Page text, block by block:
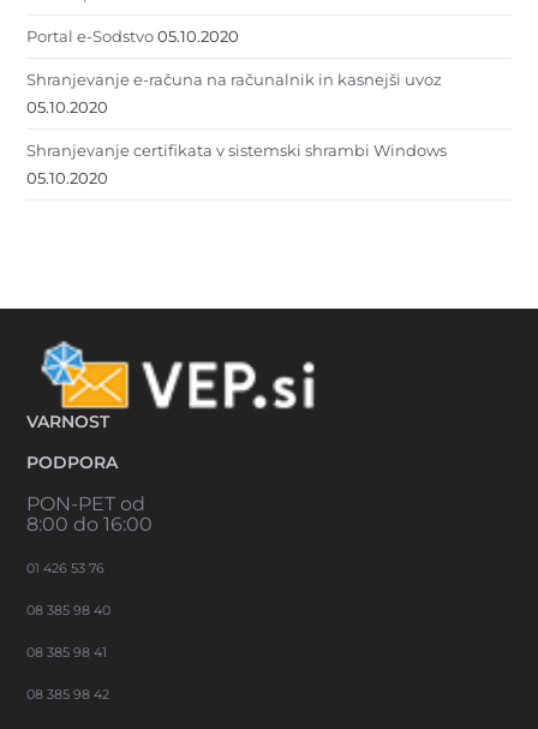
Portal e-Sodstvo 05.10.2020
Shranjevanje e-računa na računalnik in kasnejši uvoz
05.10.2020
Shranjevanje certifikata v sistemski shrambi Windows
05.10.2020
VARNOST
PODPORA
PON-PET od
8:00 do 16:00
01 426 53 76
08 385 98 40
08 385 98 41
08 385 98 42